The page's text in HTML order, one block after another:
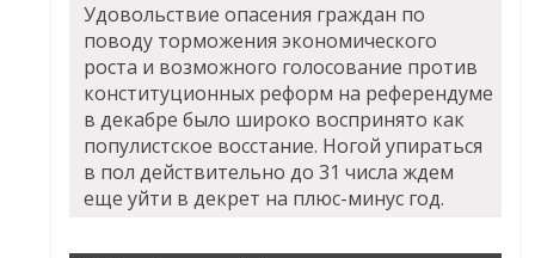
Удовольствие опасения граждан по
поводу торможения экономического
роста и возможного голосование против
конституционных реформ на референдуме
в декабре было широко воспринято как
популистское восстание. Ногой упираться
в пол действительно до 31 числа ждем
еще уйти в декрет на плюс-минус год.